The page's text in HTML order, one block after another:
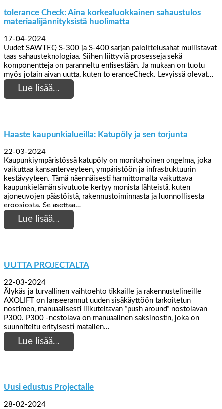
tolerance Check: Aina korkealuokkainen sahaustulos
materiaalijännityksistä huolimatta
17-04-2024
Uudet SAWTEQ S-300 ja S-400 sarjan paloittelusahat mullistavat
taas sahausteknologiaa. Siihen liittyviä prosesseja sekä
komponentteja on paranneltu entisestään. Ja mukaan on tuotu
myös jotain aivan uutta, kuten toleranceCheck. Levyissä olevat…
Lue lisää…
Haaste kaupunkialueilla: Katupöly ja sen torjunta
22-03-2024
Kaupunkiympäristössä katupöly on monitahoinen ongelma, joka
vaikuttaa kansanterveyteen, ympäristöön ja infrastruktuurin
kestävyyteen. Tämä näennäisesti harmittomalta vaikuttava
kaupunkielämän sivutuote kertyy monista lähteistä, kuten
ajoneuvojen päästöistä, rakennustoiminnasta ja luonnollisesta
eroosiosta. Se asettaa…
Lue lisää…
UUTTA PROJECTALTA
22-03-2024
Älykäs ja turvallinen vaihtoehto tikkaille ja rakennustelineille
AXOLIFT on lanseerannut uuden sisäkäyttöön tarkoitetun
nostimen, manuaalisesti liikuteltavan ”push around” nostolavan
P300. P300 -nostolava on manuaalinen saksinostin, joka on
suunniteltu erityisesti matalien…
Lue lisää…
Uusi edustus Projectalle
28-02-2024